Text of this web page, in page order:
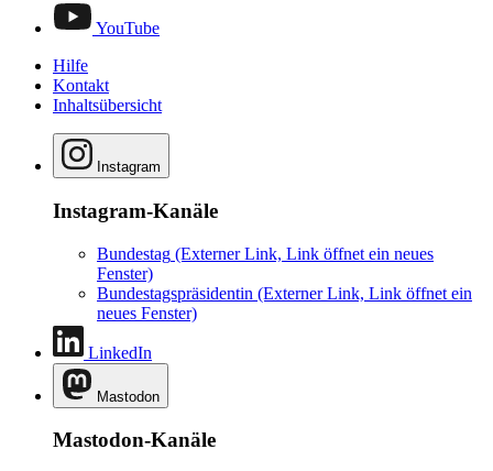
YouTube
Hilfe
Kontakt
Inhaltsübersicht
Instagram
Instagram-Kanäle
Bundestag (Externer Link, Link öffnet ein neues
Fenster)
Bundestagspräsidentin (Externer Link, Link öffnet ein
neues Fenster)
LinkedIn
Mastodon
Mastodon-Kanäle